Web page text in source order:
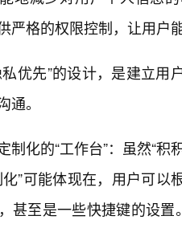
严格的权限控制，让用户
私优先”的设计，是建立
通。
制化的“工作台”：虽然“
化”可能体现在，用户可
甚至是一些快捷键的设